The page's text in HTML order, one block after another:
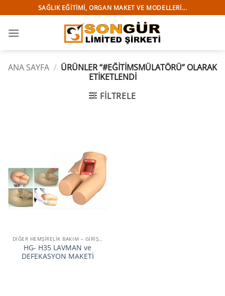
atla
SAĞLIK EĞITIMI, ORGAN MAKET VE MODELLERI...
ANA SAYFA / ÜRÜNLER “#EĞITIMSMÜLATÖRÜ” OLARAK
ETIKETLENDI
FILTRELE
DİĞER HEMŞİRELİK BAKIM – GİRİŞİM SİMÜLATÖRLERİ
HG- H35 LAVMAN ve
DEFEKASYON MAKETİ